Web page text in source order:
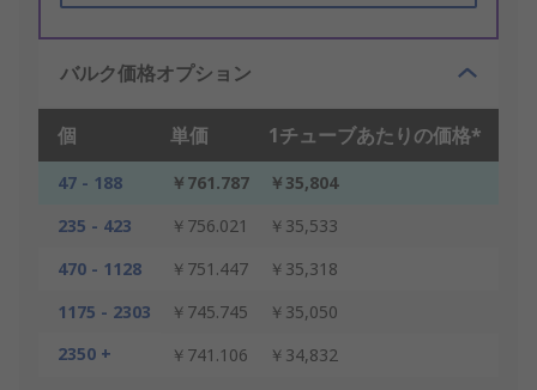
バルク価格オプション
個 単価 1チューブあたりの価格*
47 - 188 ￥761.787
￥35,804
235 - 423
￥756.021
￥35,533
470 - 1128
￥751.447
￥35,318
1175 - 2303
￥745.745
￥35,050
2350 +
￥741.106 ￥34,832